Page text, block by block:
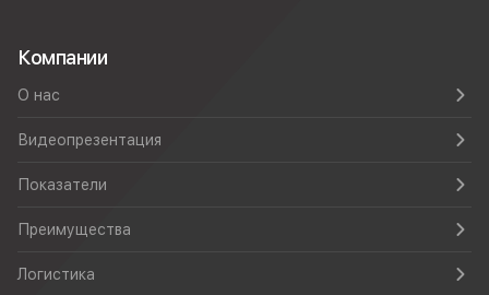
Компании
О нас
Видеопрезентация
Показатели
Преимущества
Логистика